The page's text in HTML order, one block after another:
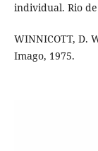
individual. Rio
WINNICOTT, D.
Imago, 1975.